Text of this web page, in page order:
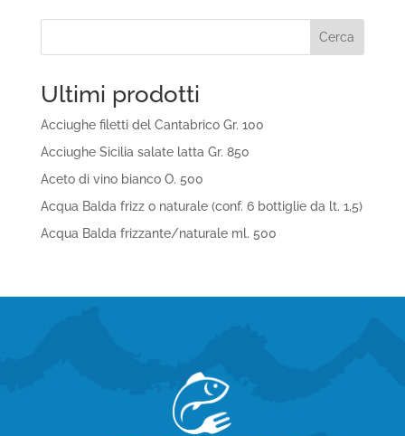
Cerca
Ultimi prodotti
Acciughe filetti del Cantabrico Gr. 100
Acciughe Sicilia salate latta Gr. 850
Aceto di vino bianco O. 500
Acqua Balda frizz o naturale (conf. 6 bottiglie da lt. 1,5)
Acqua Balda frizzante/naturale ml. 500